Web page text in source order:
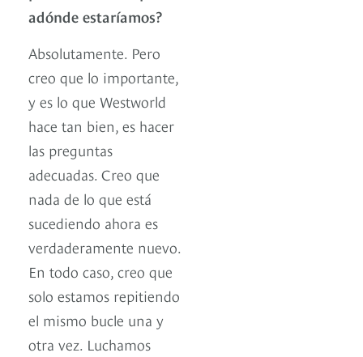
adónde estaríamos?
Absolutamente. Pero
creo que lo importante,
y es lo que Westworld
hace tan bien, es hacer
las preguntas
adecuadas. Creo que
nada de lo que está
sucediendo ahora es
verdaderamente nuevo.
En todo caso, creo que
solo estamos repitiendo
el mismo bucle una y
otra vez. Luchamos